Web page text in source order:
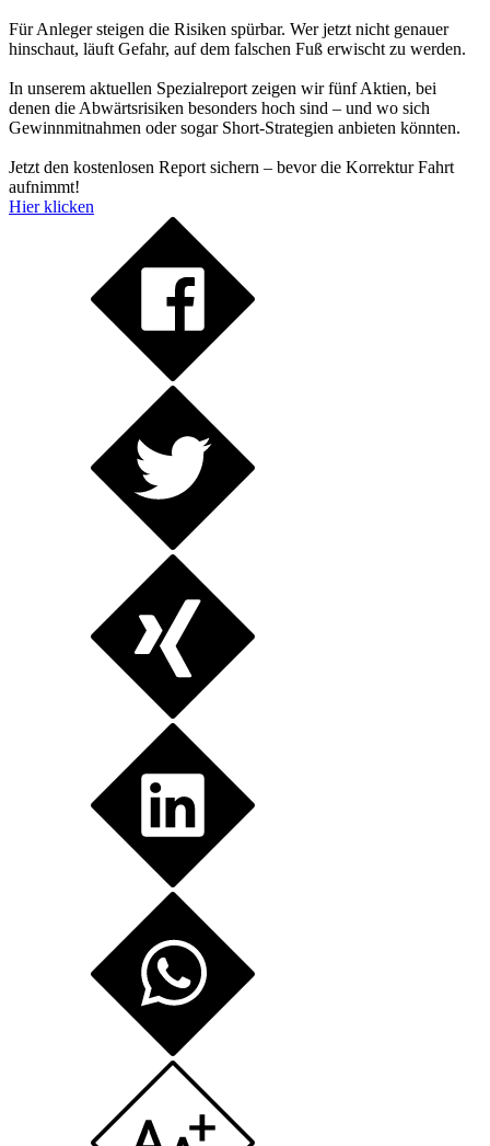
Für Anleger steigen die Risiken spürbar. Wer jetzt nicht genauer
hinschaut, läuft Gefahr, auf dem falschen Fuß erwischt zu werden.
In unserem aktuellen Spezialreport zeigen wir fünf Aktien, bei
denen die Abwärtsrisiken besonders hoch sind – und wo sich
Gewinnmitnahmen oder sogar Short-Strategien anbieten könnten.
Jetzt den kostenlosen Report sichern – bevor die Korrektur Fahrt
aufnimmt!
Hier klicken